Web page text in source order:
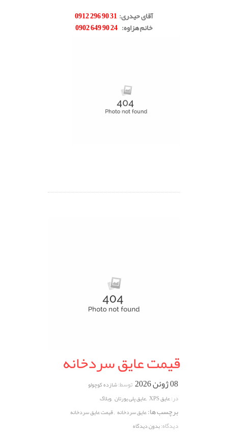
آقای حیدری:
31 90 296 0912
خانم هزاوه:
24 90 649 0902
قیمت عایق سردخانه
08 ژوئن 2026 توسط:شازده کوچولو
در:عایق XPS ,عایق پلی یورتان ,وبلاگ
برچسب ها:عایق سردخانه ,قیمت عایق سردخانه
دیدگاه:بدون دیدگاه